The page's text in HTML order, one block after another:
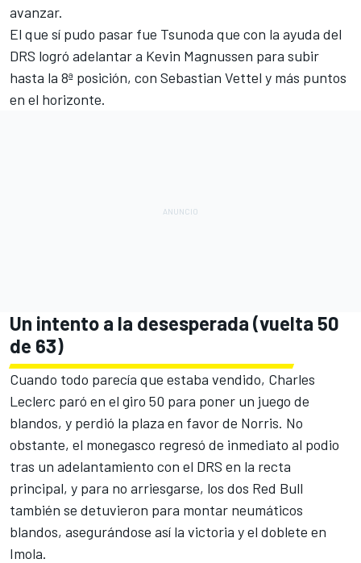
avanzar.
El que sí pudo pasar fue Tsunoda que con la ayuda del
DRS logró adelantar a Kevin Magnussen para subir
hasta la 8ª posición, con Sebastian Vettel y más puntos
en el horizonte.
Un intento a la desesperada (vuelta 50
de 63)
Cuando todo parecía que estaba vendido, Charles
Leclerc paró en el giro 50 para poner un juego de
blandos, y perdió la plaza en favor de Norris. No
obstante, el monegasco regresó de inmediato al podio
tras un adelantamiento con el DRS en la recta
principal, y para no arriesgarse, los dos Red Bull
también se detuvieron para montar neumáticos
blandos, asegurándose así la victoria y el doblete en
Imola.